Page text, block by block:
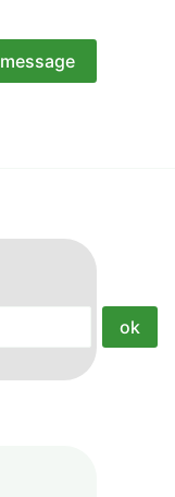
ok